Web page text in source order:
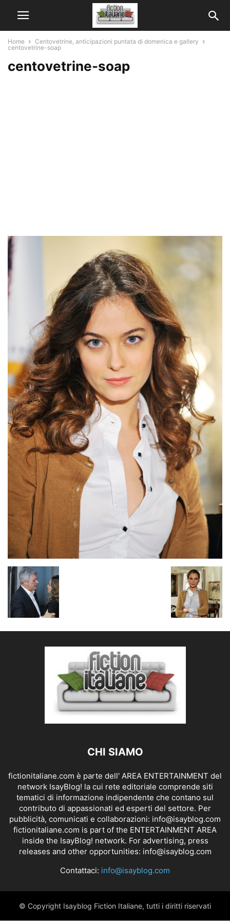
Home
Centovetrine, anticipazioni puntata di domenica e gallery
centovetrine-soap
centovetrine-soap
CHI SIAMO
fictionitaliane.com è parte dell' AREA ENTERTAINMENT del
network IsayBlog! la cui rete editoriale comprende siti
tematici di informazione indipendente che contano sul
contributo di appassionati ed esperti del settore. Per
pubblicità, comunicati e collaborazioni: info@isayblog.com
fictionitaliane.com is part of the ENTERTAINMENT AREA
inside the IsayBlog! network. For advertising, press
releases and other opportunities: info@isayblog.com
Contattaci: info@isayblog.com
© Copyright Isayblog Fiction Italiane, tutti i diritti riservati